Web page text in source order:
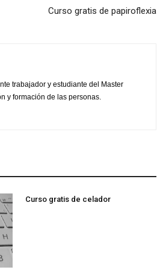
Curso gratis de papiroflexia
trabajador y estudiante del Master
y formación de las personas.
Curso gratis de celador